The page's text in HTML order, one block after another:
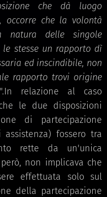
che dà luogo
occorre che la volontà
natura delle singole
stesse un rapporto dì
ed inscindibile, non
rapporto trovi origine
relazione al caso
le due disposizioni
di partecipazione
fossero tra
rette da un'unica
non implicava che
effettuata solo sul
della partecipazione